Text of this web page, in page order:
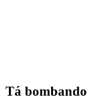
Tá bombando